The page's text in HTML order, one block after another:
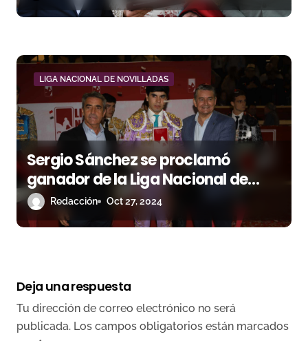
LIGA NACIONAL DE NOVILLADAS
Sergio Sánchez se proclamó
ganador de la Liga Nacional de
Novilladas en Sanlúcar de
Barrameda
Redacción Oct 27, 2024
Deja una respuesta
Tu dirección de correo electrónico no será
publicada. Los campos obligatorios están marcados